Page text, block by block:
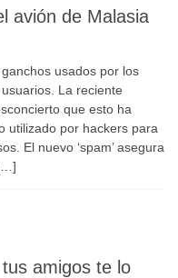
avión de Malasia
usados por los
La reciente
que esto ha
utilizado por hackers para
El nuevo ‘spam’ asegura
amigos te lo